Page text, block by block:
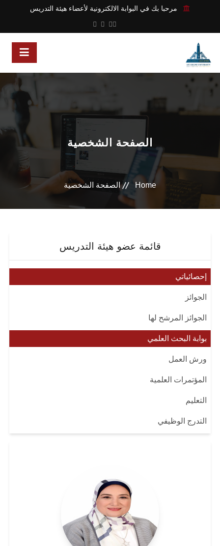
مرحبا بك في البوابة الالكترونية لأعضاء هيئة التدريس
الصفحة الشخصية
Home الصفحة الشخصية
قائمة عضو هيئة التدريس
إحصائياتي
الجوائز
الجوائز المرشح لها
بوابة البحث العلمي
ورش العمل
المؤتمرات العلمية
التعليم
التدرج الوظيفي